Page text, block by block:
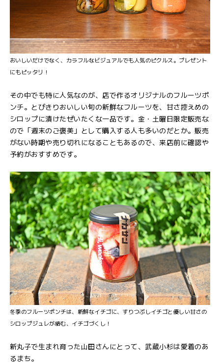
おいしいだけでなく、カラフルなビジュアルでも人気のピクルス。プレゼント
にもピッタリ！
その中でも特に人気なのが、店で作るオリジナルのフルーツポ
ンチ。とびきりおいしい旬の新鮮なフルーツを、甘さ控えめの
シロップに漬けたぜいたくな一品です。金・土曜日限定販売な
ので「週末のご褒美」として購入する人も多いのだとか。販売
がない時期や売り切れになることもあるので、来店前に確認や
予約がおすすめです。
冬季のフルーツポンチは、新鮮なイチゴに、すりつぶしイチゴと優しい甘さの
シロップジュレが絡む、イチゴづくし！
新丸子で生まれ育った山田さんにとって、武蔵小杉は愛着のあ
るまち。